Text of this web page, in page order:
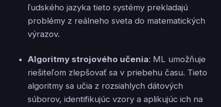
ľudského jazyka tieto systémy prekladajú
problémy z reálneho sveta do matematických
výrazov.
Algoritmy strojového učenia: ML umožňuje
riešiteľom zlepšovať sa v priebehu času. Tieto
algoritmy sa učia z rozsiahlych dátových
súborov, identifikujúc vzory a aplikujúc ich na